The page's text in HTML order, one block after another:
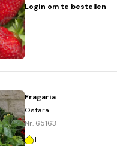
Login om te bestellen
Fragaria
Ostara
Nr. 65163
I